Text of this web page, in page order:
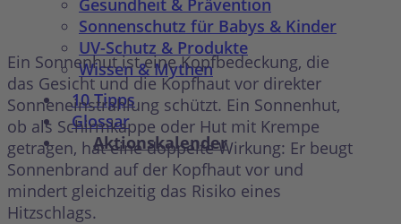
Gesundheit & Prävention
Sonnenschutz für Babys & Kinder
UV-Schutz & Produkte
Wissen & Mythen
10 Tipps
Glossar
Aktionskalender
Ein Sonnenhut ist eine Kopfbedeckung, die
das Gesicht und die Kopfhaut vor direkter
Sonneneinstrahlung schützt. Ein Sonnenhut,
ob als Schirmkappe oder Hut mit Krempe
getragen, hat eine doppelte Wirkung: Er beugt
Sonnenbrand auf der Kopfhaut vor und
mindert gleichzeitig das Risiko eines
Hitzschlags.